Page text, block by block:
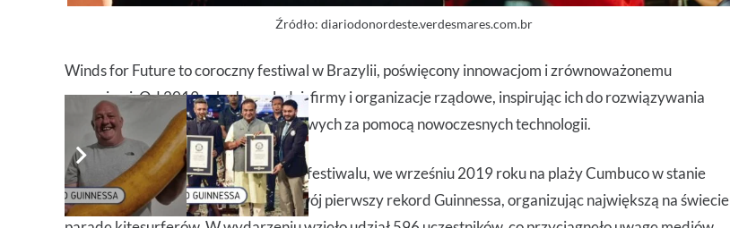
Źródło: diariodonordeste.verdesmares.com.br
Winds for Future to coroczny festiwal w Brazylii, poświęcony innowacjom i zrównoważonemu
rozwojowi. Od 2019 roku łączy ludzi, firmy i organizacje rządowe, inspirując ich do rozwiązywania
problemów społecznych i środowiskowych za pomocą nowoczesnych technologii.
Aby zainaugurować pierwszą edycję festiwalu, we wrześniu 2019 roku na plaży Cumbuco w stanie
Ceará, Winds for Future ustanowił swój pierwszy rekord Guinnessa, organizując największą na świecie